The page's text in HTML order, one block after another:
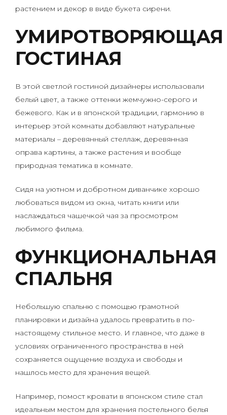
растением и декор в виде букета сирени.
УМИРОТВОРЯЮЩАЯ
ГОСТИНАЯ
В этой светлой гостиной дизайнеры использовали
белый цвет, а также оттенки жемчужно-серого и
бежевого. Как и в японской традиции, гармонию в
интерьер этой комнаты добавляют натуральные
материалы – деревянный стеллаж, деревянная
оправа картины, а также растения и вообще
природная тематика в комнате.
Сидя на уютном и добротном диванчике хорошо
любоваться видом из окна, читать книги или
наслаждаться чашечкой чая за просмотром
любимого фильма.
ФУНКЦИОНАЛЬНАЯ
СПАЛЬНЯ
Небольшую спальню с помощью грамотной
планировки и дизайна удалось превратить в по-
настоящему стильное место. И главное, что даже в
условиях ограниченного пространства в ней
сохраняется ощущение воздуха и свободы и
нашлось место для хранения вещей.
Например, помост кровати в японском стиле стал
идеальным местом для хранения постельного белья